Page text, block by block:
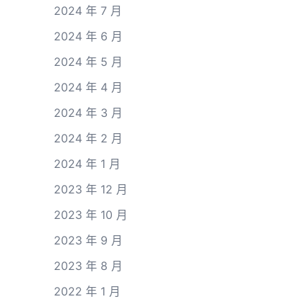
2024 年 7 月
2024 年 6 月
2024 年 5 月
2024 年 4 月
2024 年 3 月
2024 年 2 月
2024 年 1 月
2023 年 12 月
2023 年 10 月
2023 年 9 月
2023 年 8 月
2022 年 1 月